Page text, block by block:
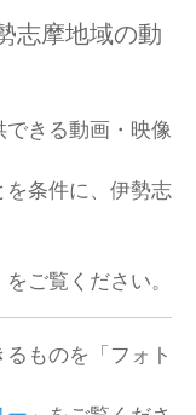
志摩地域の動
きる動画・映像
条件に、伊勢志
をご覧ください。
ものを「フォト